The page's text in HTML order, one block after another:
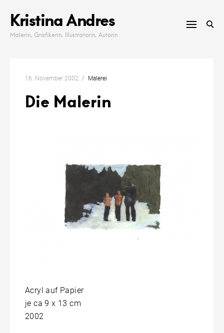
content
Kristina Andres
Malerin, Grafikerin, Illustratorin, Autorin
16. November 2002 Malerei
Die Malerin
Acryl auf Papier
je ca 9 x 13 cm
2002